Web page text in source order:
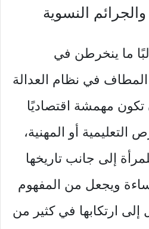
النسوية
ما ينخرطن في
المطاف في نظام العدالة
تكون مهمشة اقتصاديًا
أو المهنية،
إلى جانب تاريخها
ويجعل من المفهوم
إلى ارتكابها في كثير من